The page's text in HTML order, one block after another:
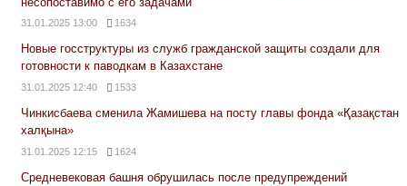
31.01.2025 13:00 1634
Новые госструктуры из служб гражданской защиты создали для
готовности к паводкам в Казахстане
31.01.2025 12:40 1533
Чинкисбаева сменила Жамишева на посту главы фонда «Қазақстан
халқына»
31.01.2025 12:15 1624
Средневековая башня обрушилась после предупреждений